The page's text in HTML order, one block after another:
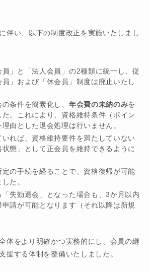
伴い、以下の制度改正を実施いたしまし
」と「法人会員」の2種類に統一し、従
」および「休会員」制度は廃止いたし
条件を簡素化し、 年会費の未納のみを
。これにより、資格維持条件（ポイン
理由とした退会処理は行いません。
れば、資格維持要件を満たしていない
態」として正会員を維持できるように
の手続を経ることで、資格復帰が可能
た。
失効退会」となった場合も、3か月以内
請が可能となります（それ以降は新規
体をより明確かつ実務的にし、会員の継
援する体制を整備いたしました。